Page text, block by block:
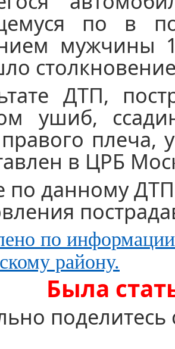
по в
мужчины
ДТП,
ушиб,
плеча,
в ЦРБ
данному ДТП
по
району.
Была